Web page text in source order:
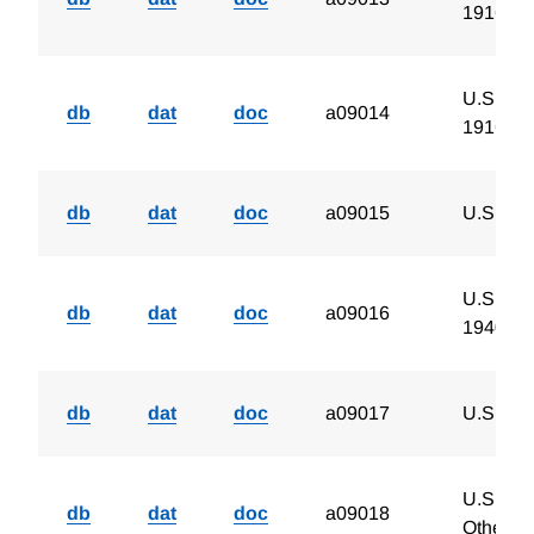
1916-
db dat doc a09014
U.S.
1916-
db dat doc a09015 U.S.
db dat doc a09016
U.S.
1940
db dat doc a09017 U.S.
db dat doc a09018
U.S.
Other